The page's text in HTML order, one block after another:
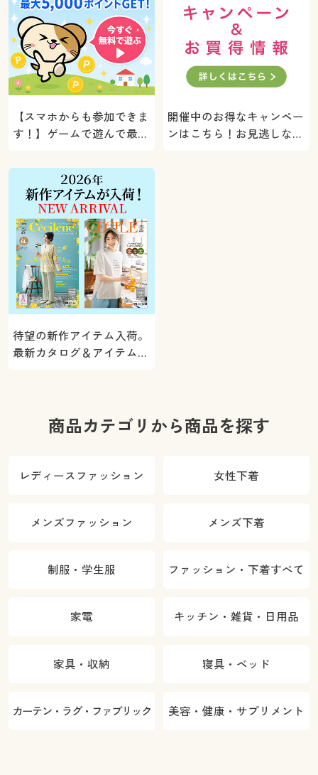
【スマホからも参加できま
す！】ゲームで遊んで最大
ト！
開催中のお得なキャンペー
ンはこちら！お見逃しな
待望の新作アイテム入荷。
最新カタログ＆アイテムを
商品カテゴリから商品を探す
レディースファッション 女性下着
メンズファッション メンズ下着
制服・学生服 ファッション・下着すべて
家電 キッチン・雑貨・日用品
家具・収納 寝具・ベッド
カーテン・ラグ・ファブリック 美容・健康・サプリメント